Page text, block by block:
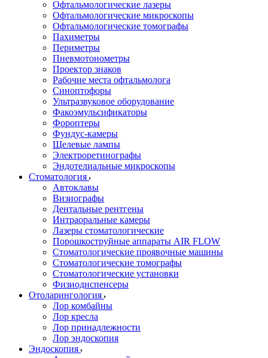
Офтальмологические лазеры
Офтальмологические микроскопы
Офтальмологические томографы
Пахиметры
Периметры
Пневмотонометры
Проектор знаков
Рабочие места офтальмолога
Синоптофоры
Ультразвуковое оборудование
Факоэмульсификаторы
Фороптеры
Фундус-камеры
Щелевые лампы
Электроретинографы
Эндотелиальные микроскопы
Стоматология
Автоклавы
Визиографы
Дентальные рентгены
Интраоральные камеры
Лазеры стоматологические
Порошкоструйные аппараты AIR FLOW
Стоматологические проявочные машины
Стоматологические томографы
Стоматологические установки
Физиодиспенсеры
Отоларингология
Лор комбайны
Лор кресла
Лор принадлежности
Лор эндоскопия
Эндоскопия